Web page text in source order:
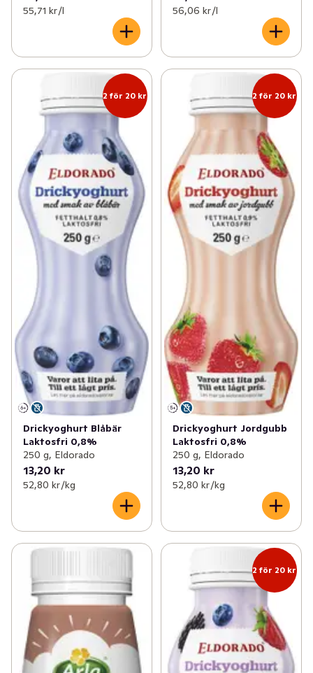
55,71 kr /l 56,06 kr /l
2 för 20 kr
Drickyoghurt Blåbär
Laktosfri 0,8%
250 g, Eldorado
13,20 kr
52,80 kr /kg
2 för 20 kr
Drickyoghurt Jordgubb
Laktosfri 0,8%
250 g, Eldorado
13,20 kr
52,80 kr /kg
2 för 20 kr